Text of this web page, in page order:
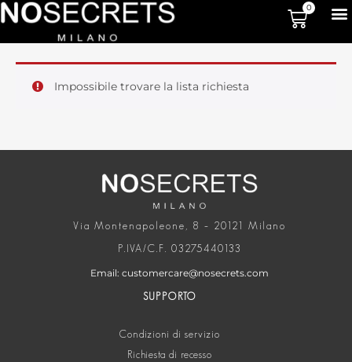
0
Impossibile trovare la lista richiesta
Via Montenapoleone, 8 – 20121 Milano
P.IVA/C.F. 03275440133
Email: customercare@nosecrets.com
SUPPORTO
Condizioni di servizio
Richiesta di recesso